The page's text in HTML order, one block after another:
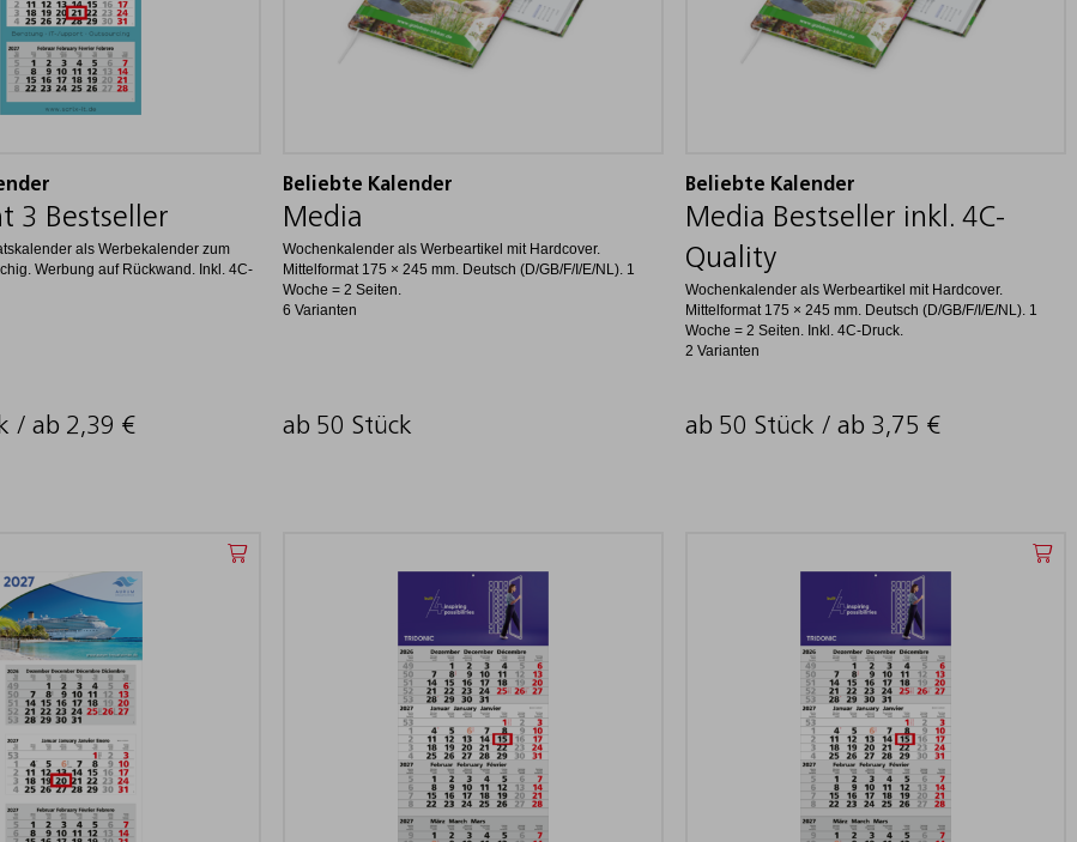
3 Bestseller
als Werbekalender zum
Werbung auf Rückwand. Inkl. 4C-
/ ab 2,39 €
Beliebte Kalender
Media
Wochenkalender als Werbeartikel mit Hardcover.
Mittelformat 175 × 245 mm. Deutsch (D/GB/F/I/E/NL). 1
Woche = 2 Seiten.
6 Varianten
ab 50 Stück
Beliebte Kalender
Media Bestseller inkl. 4C-
Quality
Wochenkalender als Werbeartikel mit Hardcover.
Mittelformat 175 × 245 mm. Deutsch (D/GB/F/I/E/NL). 1
Woche = 2 Seiten. Inkl. 4C-Druck.
2 Varianten
ab 50 Stück / ab 3,75 €